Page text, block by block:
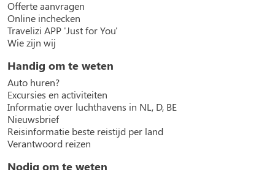
Offerte aanvragen
Online inchecken
Travelizi APP 'Just for You'
Wie zijn wij
Handig om te weten
Auto huren?
Excursies en activiteiten
Informatie over luchthavens in NL, D, BE
Nieuwsbrief
Reisinformatie beste reistijd per land
Verantwoord reizen
Nodig om te weten